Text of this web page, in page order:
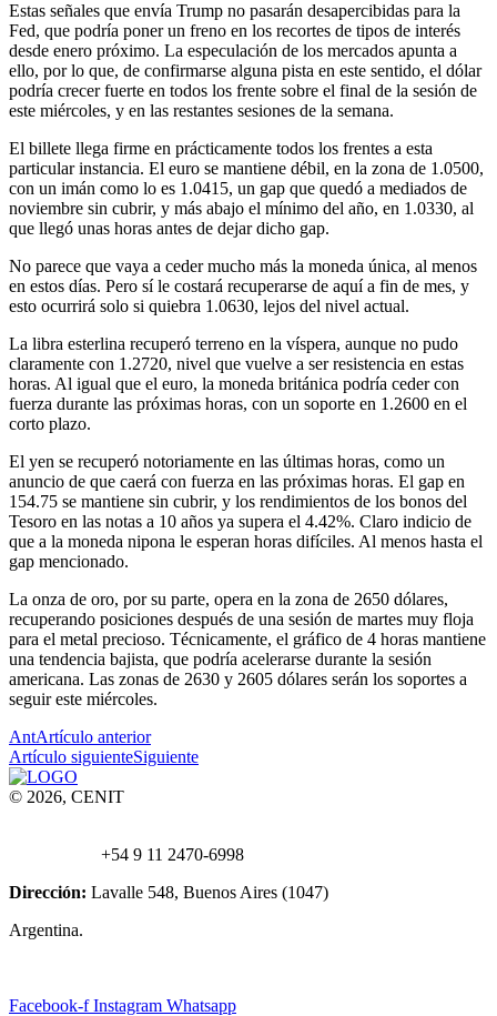
Estas señales que envía Trump no pasarán desapercibidas para la
Fed, que podría poner un freno en los recortes de tipos de interés
desde enero próximo. La especulación de los mercados apunta a
ello, por lo que, de confirmarse alguna pista en este sentido, el dólar
podría crecer fuerte en todos los frente sobre el final de la sesión de
este miércoles, y en las restantes sesiones de la semana.
El billete llega firme en prácticamente todos los frentes a esta
particular instancia. El euro se mantiene débil, en la zona de 1.0500,
con un imán como lo es 1.0415, un gap que quedó a mediados de
noviembre sin cubrir, y más abajo el mínimo del año, en 1.0330, al
que llegó unas horas antes de dejar dicho gap.
No parece que vaya a ceder mucho más la moneda única, al menos
en estos días. Pero sí le costará recuperarse de aquí a fin de mes, y
esto ocurrirá solo si quiebra 1.0630, lejos del nivel actual.
La libra esterlina recuperó terreno en la víspera, aunque no pudo
claramente con 1.2720, nivel que vuelve a ser resistencia en estas
horas. Al igual que el euro, la moneda británica podría ceder con
fuerza durante las próximas horas, con un soporte en 1.2600 en el
corto plazo.
El yen se recuperó notoriamente en las últimas horas, como un
anuncio de que caerá con fuerza en las próximas horas. El gap en
154.75 se mantiene sin cubrir, y los rendimientos de los bonos del
Tesoro en las notas a 10 años ya supera el 4.42%. Claro indicio de
que a la moneda nipona le esperan horas difíciles. Al menos hasta el
gap mencionado.
La onza de oro, por su parte, opera en la zona de 2650 dólares,
recuperando posiciones después de una sesión de martes muy floja
para el metal precioso. Técnicamente, el gráfico de 4 horas mantiene
una tendencia bajista, que podría acelerarse durante la sesión
americana. Las zonas de 2630 y 2605 dólares serán los soportes a
seguir este miércoles.
AntArtículo anterior
Artículo siguienteSiguiente
© 2026, CENIT
+54 9 11 2470-6998
Dirección: Lavalle 548, Buenos Aires (1047)
Argentina.
Facebook-f Instagram Whatsapp